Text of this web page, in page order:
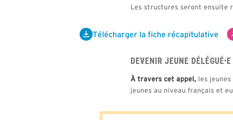
Les structures seront ensuite
Télécharger la fiche récapitulative
DEVENIR JEUNE DÉLÉGUÉ·E
À travers cet appel, les
jeunes au niveau français et